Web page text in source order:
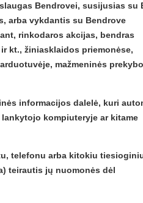
Bendrovei, susijusias su
arba vykdantis su Bendrove
rinkodaros akcijas, bendras
kt., žiniasklaidos priemonėse,
mažmeninės
informacijos dalelė, kuri
kompiuteryje ar kitame
telefonu arba kitokiu
teirautis jų nuomonės dėl